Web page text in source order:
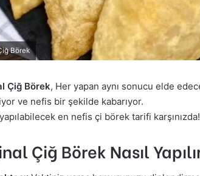
Börek
Çiğ Börek, Her yapan aynı sonucu elde
ve nefis bir şekilde kabarıyor.
en nefis çi börek tarifi
Çiğ Börek Nasıl